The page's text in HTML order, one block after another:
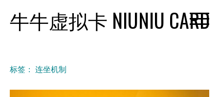
content牛牛虚拟卡 NIUNIU CARD
标签： 连坐机制